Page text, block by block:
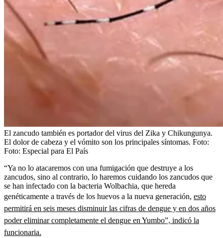
El zancudo también es portador del virus del Zika y Chikungunya.
El dolor de cabeza y el vómito son los principales síntomas. Foto:
Foto: Especial para El País
“Ya no lo atacaremos con una fumigación que destruye a los
zancudos, sino al contrario, lo haremos cuidando los zancudos que
se han infectado con la bacteria Wolbachia, que hereda
genéticamente a través de los huevos a la nueva generación, esto
permitirá en seis meses disminuir las cifras de dengue y en dos años
poder eliminar completamente el dengue en Yumbo”, indicó la
funcionaria.